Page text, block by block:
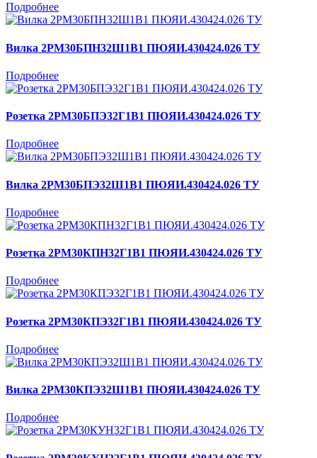
Подробнее
Вилка 2РМ30БПН32Ш1В1 ПЮЯИ.430424.026 ТУ
Подробнее
Розетка 2РМ30БПЭ32Г1В1 ПЮЯИ.430424.026 ТУ
Подробнее
Вилка 2РМ30БПЭ32Ш1В1 ПЮЯИ.430424.026 ТУ
Подробнее
Розетка 2РМ30КПН32Г1В1 ПЮЯИ.430424.026 ТУ
Подробнее
Розетка 2РМ30КПЭ32Г1В1 ПЮЯИ.430424.026 ТУ
Подробнее
Вилка 2РМ30КПЭ32Ш1В1 ПЮЯИ.430424.026 ТУ
Подробнее